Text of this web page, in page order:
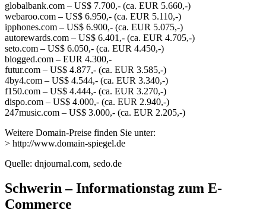
globalbank.com – US$ 7.700,- (ca. EUR 5.660,-)
webaroo.com – US$ 6.950,- (ca. EUR 5.110,-)
ipphones.com – US$ 6.900,- (ca. EUR 5.075,-)
autorewards.com – US$ 6.401,- (ca. EUR 4.705,-)
seto.com – US$ 6.050,- (ca. EUR 4.450,-)
blogged.com – EUR 4.300,-
futur.com – US$ 4.877,- (ca. EUR 3.585,-)
4by4.com – US$ 4.544,- (ca. EUR 3.340,-)
f150.com – US$ 4.444,- (ca. EUR 3.270,-)
dispo.com – US$ 4.000,- (ca. EUR 2.940,-)
247music.com – US$ 3.000,- (ca. EUR 2.205,-)
Weitere Domain-Preise finden Sie unter:
> http://www.domain-spiegel.de
Quelle: dnjournal.com, sedo.de
Schwerin – Informationstag zum E-
Commerce